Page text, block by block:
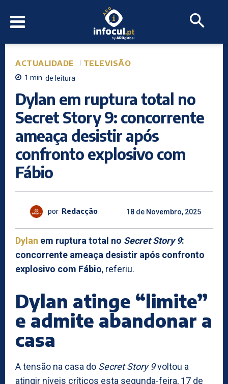
ACTUALIDADE TELEVISÃO
1 min. de leitura
Dylan em ruptura total no
Secret Story 9: concorrente
ameaça desistir após
confronto explosivo com
Fábio
por Redacção 18 de Novembro, 2025
Dylan em ruptura total no Secret Story 9:
concorrente ameaça desistir após confronto
explosivo com Fábio, referiu.
Dylan atinge “limite”
e admite abandonar a
casa
A tensão na casa do Secret Story 9voltou a
atingir níveis críticos esta segunda-feira, 17 de